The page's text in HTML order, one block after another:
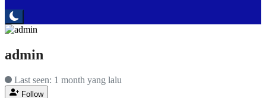
admin
Last seen: 1 month yang lalu
Follow